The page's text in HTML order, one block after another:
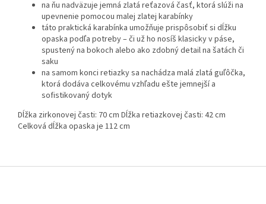
na ňu nadväzuje jemná zlatá reťazová časť, ktorá slúži na
upevnenie pomocou malej zlatej karabínky
táto praktická karabínka umožňuje prispôsobiť si dĺžku
opaska podľa potreby – či už ho nosíš klasicky v páse,
spustený na bokoch alebo ako zdobný detail na šatách či
saku
na samom konci retiazky sa nachádza malá zlatá guľôčka,
ktorá dodáva celkovému vzhľadu ešte jemnejší a
sofistikovaný dotyk
Dĺžka zirkonovej časti: 70 cm Dĺžka retiazkovej časti: 42 cm
Celková dĺžka opaska je 112 cm